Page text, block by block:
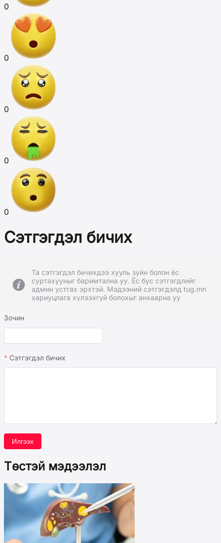
0
0
0
0
0
Сэтгэгдэл бичих
Та сэтгэгдэл бичихдээ хууль зүйн болон ёс
суртахууныг баримтална уу. Ёс бус сэтгэгдлийг
админ устгах эрхтэй. Мэдээний сэтгэгдэлд tug.mn
хариуцлага хүлээхгүй болохыг анхаарна уу
Зочин
Сэтгэгдэл бичих
Илгээх
Төстэй мэдээлэл